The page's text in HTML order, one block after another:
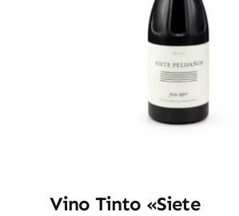
Vino Tinto «Siete